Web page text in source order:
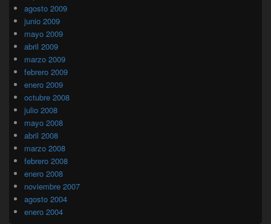
agosto 2009
junio 2009
mayo 2009
abril 2009
marzo 2009
febrero 2009
enero 2009
octubre 2008
julio 2008
mayo 2008
abril 2008
marzo 2008
febrero 2008
enero 2008
noviembre 2007
agosto 2004
enero 2004